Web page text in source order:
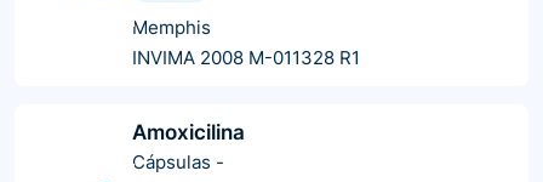
Memphis
INVIMA 2008 M-011328 R1
Amoxicilina
Cápsulas -